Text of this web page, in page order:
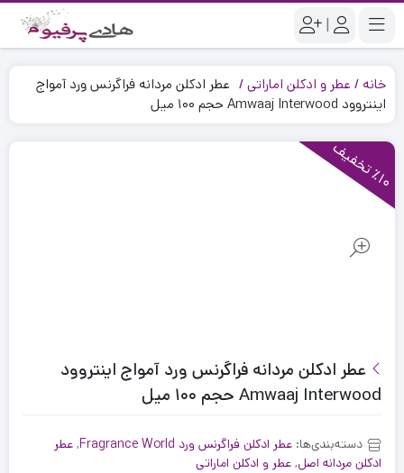
|
خانه عطر و ادکلن اماراتی
عطر ادکلن مردانه فراگرنس ورد آمواج
اینتروود Amwaaj Interwood حجم ۱۰۰ میل
٪1
0
ت
خ
ف
یف
عطر ادکلن مردانه فراگرنس ورد آمواج اینتروود
Amwaaj Interwood حجم ۱۰۰ میل
دسته‌بندی‌ها: عطر ادکلن فراگرنس ورد Fragrance World , عطر
ادکلن مردانه اصل, عطر و ادکلن اماراتی